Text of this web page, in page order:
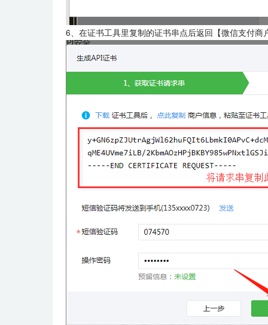
6、在证书工具里复制的证书串点后返回【微信支付